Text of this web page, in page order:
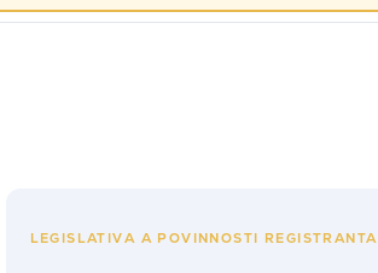
LEGISLATIVA A POVINNOSTI REGISTRANTA